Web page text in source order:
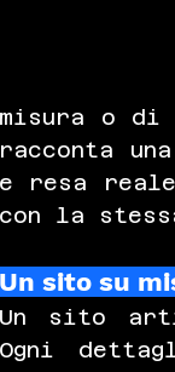
misura o
racconta
e resa
con la
Un sito su
Un sito
Ogni